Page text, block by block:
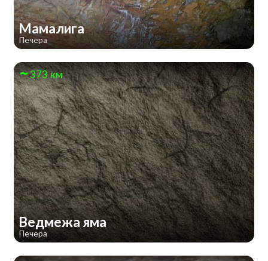
Мамалига
Печера
373 км
Ведмежа яма
Печера